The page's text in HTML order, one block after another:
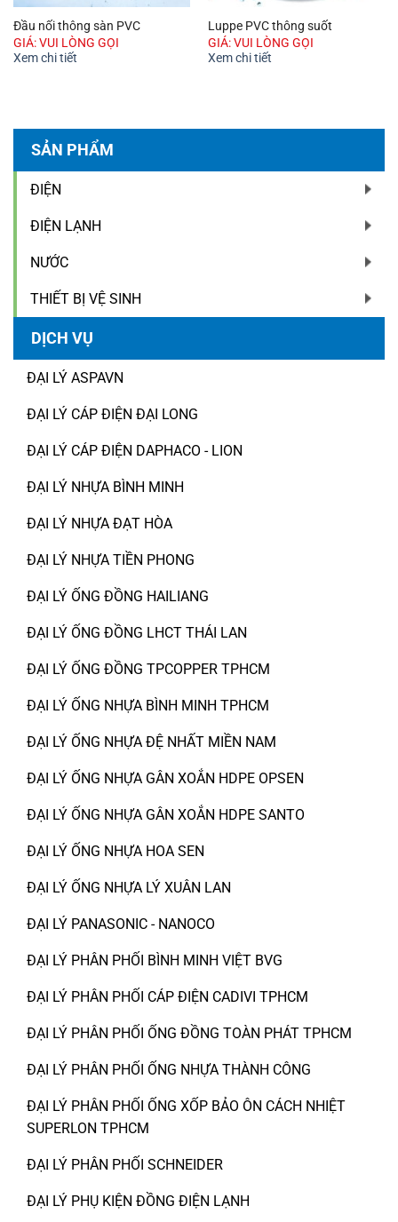
SẢN PHẨM
ĐIỆN
ĐIỆN LẠNH
NƯỚC
THIẾT BỊ VỆ SINH
DỊCH VỤ
ĐẠI LÝ ASPAVN
ĐẠI LÝ CÁP ĐIỆN ĐẠI LONG
ĐẠI LÝ CÁP ĐIỆN DAPHACO - LION
ĐẠI LÝ NHỰA BÌNH MINH
ĐẠI LÝ NHỰA ĐẠT HÒA
ĐẠI LÝ NHỰA TIỀN PHONG
ĐẠI LÝ ỐNG ĐỒNG HAILIANG
ĐẠI LÝ ỐNG ĐỒNG LHCT THÁI LAN
ĐẠI LÝ ỐNG ĐỒNG TPCOPPER TPHCM
ĐẠI LÝ ỐNG NHỰA BÌNH MINH TPHCM
ĐẠI LÝ ỐNG NHỰA ĐỆ NHẤT MIỀN NAM
ĐẠI LÝ ỐNG NHỰA GÂN XOẮN HDPE OPSEN
ĐẠI LÝ ỐNG NHỰA GÂN XOẮN HDPE SANTO
ĐẠI LÝ ỐNG NHỰA HOA SEN
ĐẠI LÝ ỐNG NHỰA LÝ XUÂN LAN
ĐẠI LÝ PANASONIC - NANOCO
ĐẠI LÝ PHÂN PHỐI BÌNH MINH VIỆT BVG
ĐẠI LÝ PHÂN PHỐI CÁP ĐIỆN CADIVI TPHCM
ĐẠI LÝ PHÂN PHỐI ỐNG ĐỒNG TOÀN PHÁT TPHCM
ĐẠI LÝ PHÂN PHỐI ỐNG NHỰA THÀNH CÔNG
ĐẠI LÝ PHÂN PHỐI ỐNG XỐP BẢO ÔN CÁCH NHIỆT
SUPERLON TPHCM
ĐẠI LÝ PHÂN PHỐI SCHNEIDER
ĐẠI LÝ PHỤ KIỆN ĐỒNG ĐIỆN LẠNH
Đầu nối thông sàn PVC
GIÁ: VUI LÒNG GỌI
Xem chi tiết
Luppe PVC thông suốt
GIÁ: VUI LÒNG GỌI
Xem chi tiết